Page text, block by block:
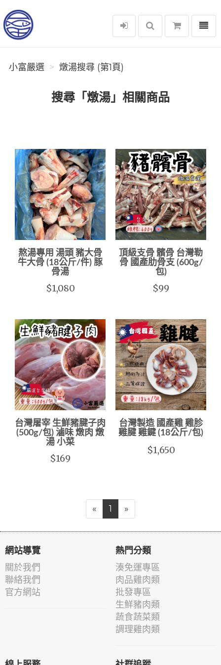
小富嚴選
選單
小富嚴選 燉湯搜尋 (第1頁)
搜尋「燉湯」相關商品
熬湯專用 湯頭 豬大骨
牛大骨 (18公斤/件) 豚
骨湯
$1,080
頂級支骨 髕骨 台灣勒
骨 國產肋骨支 (600g/
包)
$99
台灣屠宰 生鮮豬腱子肉
(500g/包) 滷味 燉肉 燉
湯 小菜
$169
台灣製造 國產雞 雞胗
雞腱 雞鍵 (18公斤/包)
$1,650
« 1 »
網站導覽
關於我們
聯絡我們
官方網站
熱門分類
湊免運專區
肉品雞肉類
批發專區
生鮮豬肉類
蔬食蔬菜類
調理雞肉類